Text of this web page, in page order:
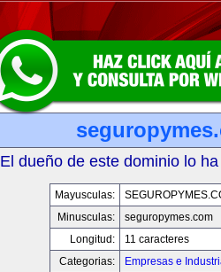
El dueño de este dominio lo
Mayusculas:
Minusculas:
seguropymes.com
Longitud:
11 caracteres
Categorias:
Empresas e